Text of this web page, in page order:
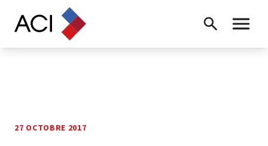
Skip to content
Recherche
Menu
27 OCTOBRE 2017